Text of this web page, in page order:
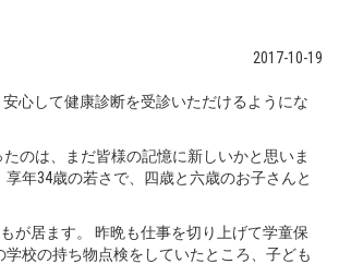
2017-10-19
心して健康診断を受診いただけるようにな
のは、まだ皆様の記憶に新しいかと思いま
年34歳の若さで、四歳と六歳のお子さんと
が居ます。 昨晩も仕事を切り上げて学童保
校の持ち物点検をしていたところ、子ども